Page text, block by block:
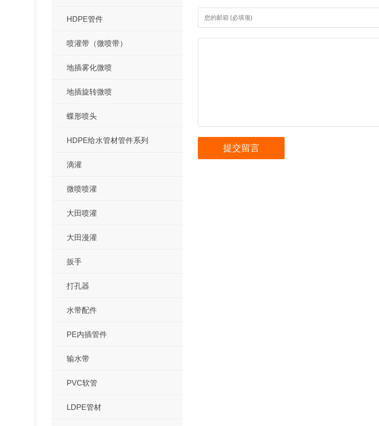
HDPE管件
喷灌带（微喷带）
地插雾化微喷
地插旋转微喷
蝶形喷头
HDPE给水管材管件系列
滴灌
微喷喷灌
大田喷灌
大田漫灌
扳手
打孔器
水带配件
PE内插管件
输水带
PVC软管
LDPE管材